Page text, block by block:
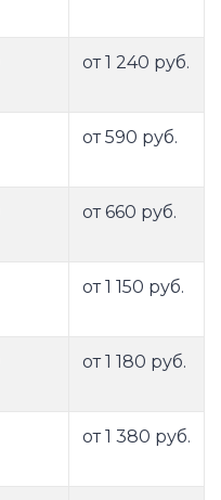
от 1 240 руб.
от 590 руб.
от 660 руб.
от 1 150 руб.
от 1 180 руб.
от 1 380 руб.